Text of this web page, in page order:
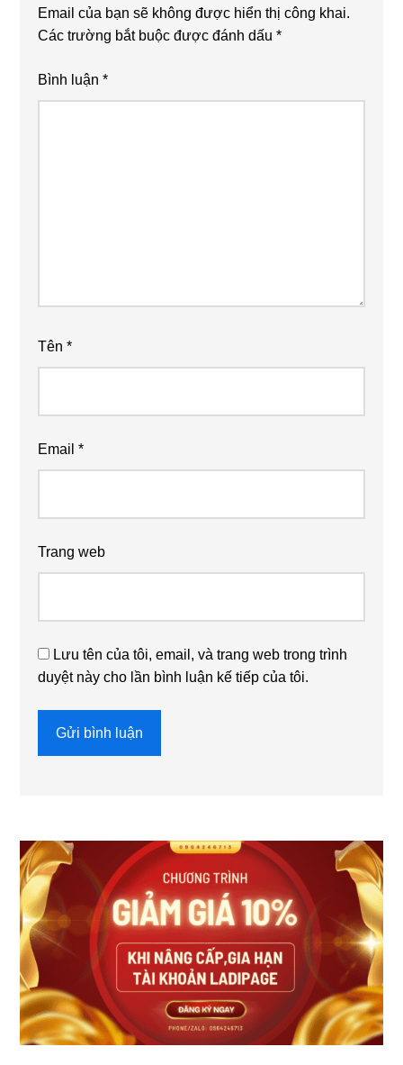
Email của bạn sẽ không được hiển thị công khai.
Các trường bắt buộc được đánh dấu*
Bình luận*
Tên*
Email*
Trang web
Lưu tên của tôi, email, và trang web trong trình
duyệt này cho lần bình luận kế tiếp của tôi.
Sidebar
chính